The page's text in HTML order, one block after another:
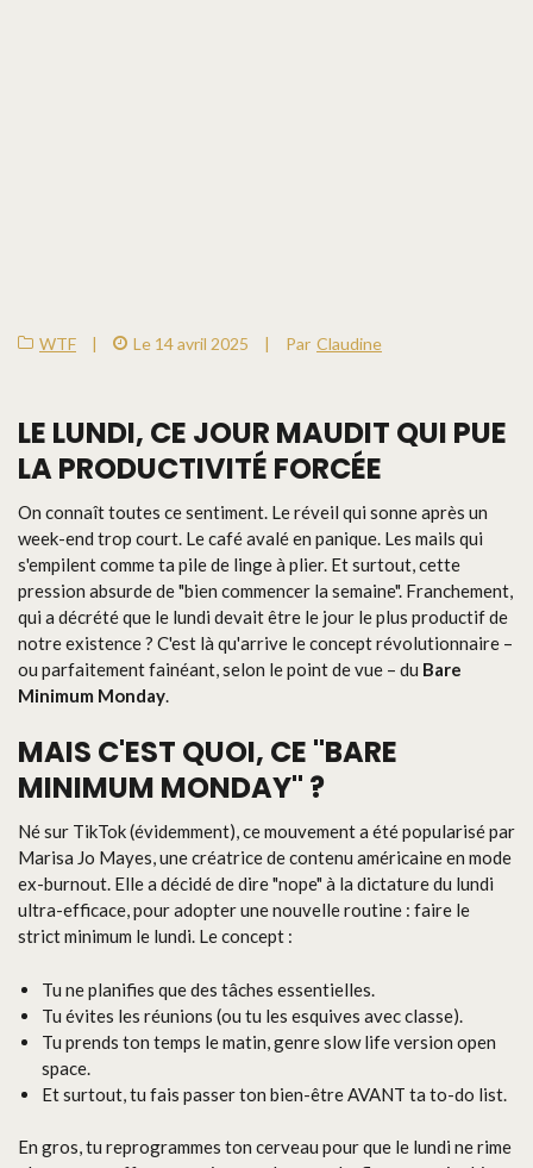
WTF | Le 14 avril 2025 | Par Claudine
LE LUNDI, CE JOUR MAUDIT QUI PUE
LA PRODUCTIVITÉ FORCÉE
On connaît toutes ce sentiment. Le réveil qui sonne après un
week-end trop court. Le café avalé en panique. Les mails qui
s'empilent comme ta pile de linge à plier. Et surtout, cette
pression absurde de "bien commencer la semaine". Franchement,
qui a décrété que le lundi devait être le jour le plus productif de
notre existence ? C'est là qu'arrive le concept révolutionnaire –
ou parfaitement fainéant, selon le point de vue – du Bare
Minimum Monday.
MAIS C'EST QUOI, CE "BARE
MINIMUM MONDAY" ?
Né sur TikTok (évidemment), ce mouvement a été popularisé par
Marisa Jo Mayes, une créatrice de contenu américaine en mode
ex-burnout. Elle a décidé de dire "nope" à la dictature du lundi
ultra-efficace, pour adopter une nouvelle routine : faire le
strict minimum le lundi. Le concept :
Tu ne planifies que des tâches essentielles.
Tu évites les réunions (ou tu les esquives avec classe).
Tu prends ton temps le matin, genre slow life version open
space.
Et surtout, tu fais passer ton bien-être AVANT ta to-do list.
En gros, tu reprogrammes ton cerveau pour que le lundi ne rime